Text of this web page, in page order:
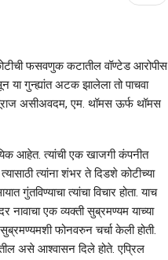
फसवणुक कटातील वॉण्टेड आरोपीस
गुन्ह्यांत अटक झालेला तो पाचवा
असीअवदम, एम. थॉमस ऊर्फ थॉमस
आहेत. त्यांची एक खाजगी कंपनीत
त्यांना शंभर ते दिडशे कोटीच्या
गुंतविण्याचा त्यांचा विचार होता. याच
नावाचा एक व्यक्ती सुब्रमण्यम याच्या
फोनवरुन चर्चा केली होती.
असे आश्‍वासन दिले होते. एप्रिल